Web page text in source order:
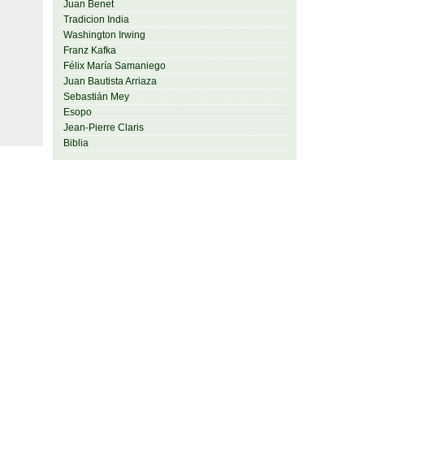
Juan Benet
Tradicion India
Washington Irwing
Franz Kafka
Félix María Samaniego
Juan Bautista Arriaza
Sebastián Mey
Esopo
Jean-Pierre Claris
Biblia